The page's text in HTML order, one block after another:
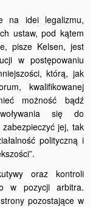
na idei legalizmu,
ustaw, pod kątem
pisze Kelsen, jest
w postępowaniu
którą, jak
kwalifikowanej
możność bądź
się do
jej, tak
polityczną i
oraz kontroli
w pozycji arbitra.
pozostające w